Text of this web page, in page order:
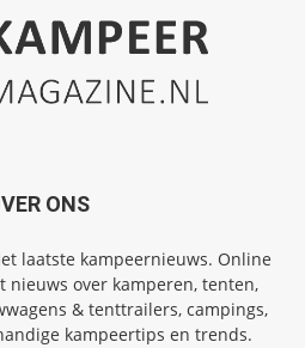
ONS
laatste kampeernieuws. Online
nieuws over kamperen, tenten,
& tenttrailers, campings,
kampeertips en trends.